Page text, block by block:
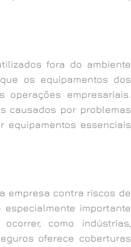
fora do ambiente
os equipamentos dos
operações empresariais.
causados por problemas
equipamentos essenciais
empresa contra riscos de
importante
como indústrias,
oferece coberturas